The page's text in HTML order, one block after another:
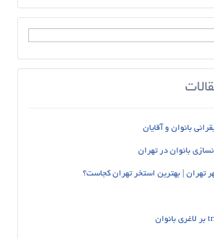
بانوان و آقایان